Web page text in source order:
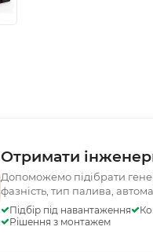
Отримати
Допоможемо підібрати
фазність, тип палива,
Підбір під навантаження
Рішення з монтажем